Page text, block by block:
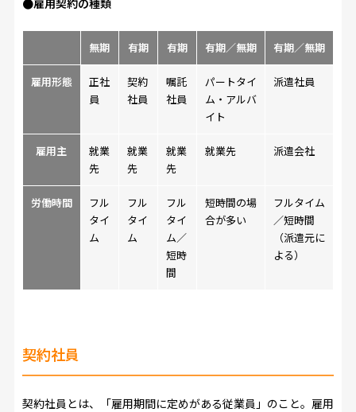
無期 有期 有期 有期／無期 有期／無期
雇用形態
正社
員
契約
社員
嘱託
社員
パートタイ
ム・アルバ
イト
派遣社員
雇用主
就業
先
就業
先
就業
先
就業先 派遣会社
労働時間
フル
タイ
ム
フル
タイ
ム
フル
タイ
ム／
短時
間
短時間の場
合が多い
フルタイム
／短時間
（派遣元に
よる）
契約社員
契約社員とは、「雇用期間に定めがある従業員」のこと。雇用